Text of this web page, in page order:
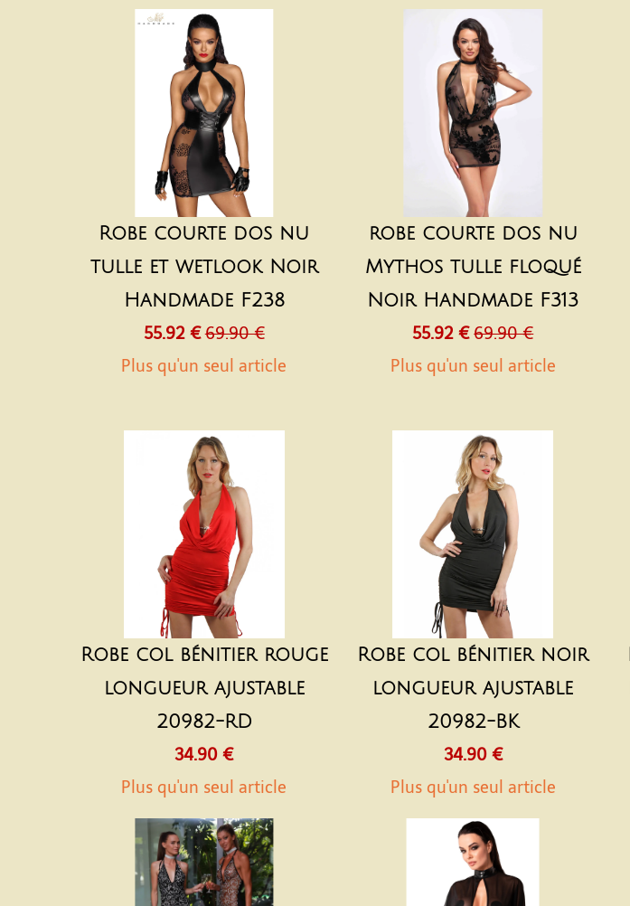
Robe courte dos nu
tulle et wetlook Noir
Handmade F238
55.92 € 69.90 €
Plus qu'un seul article
robe courte dos nu
Mythos tulle floqué
Noir Handmade F313
55.92 € 69.90 €
Plus qu'un seul article
Robe col bénitier rouge
longueur ajustable
20982-RD
34.90 €
Plus qu'un seul article
Robe col bénitier noir
longueur ajustable
20982-BK
34.90 €
Plus qu'un seul article